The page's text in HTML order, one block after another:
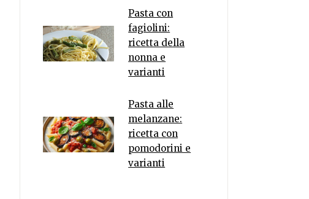
Pasta con
fagiolini:
ricetta della
nonna e
varianti
Pasta alle
melanzane:
ricetta con
pomodorini e
varianti